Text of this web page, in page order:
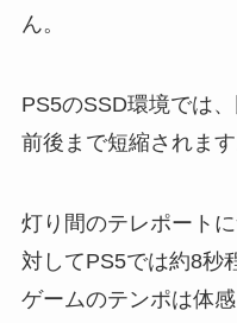
ん。
PS5のSSD環境では
前後まで短縮されます
灯り間のテレポート
対してPS5では約8秒
ゲームのテンポは体